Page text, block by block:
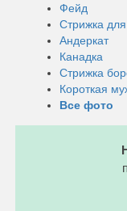
Фейд
Стрижка
Андеркат
Канадка
Стрижка
Короткая
Все фото